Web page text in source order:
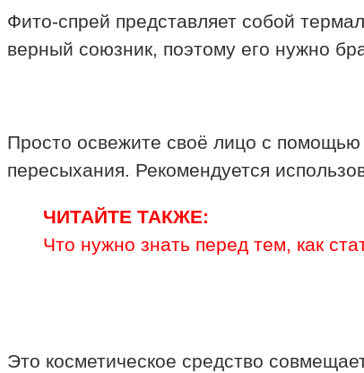
Фито-спрей представляет собой
верный союзник, поэтому его нужно
Просто освежите своё лицо с
пересыхания. Рекомендуется
ЧИТАЙТЕ ТАКЖЕ:
Что нужно знать перед тем, как
Это косметическое средство